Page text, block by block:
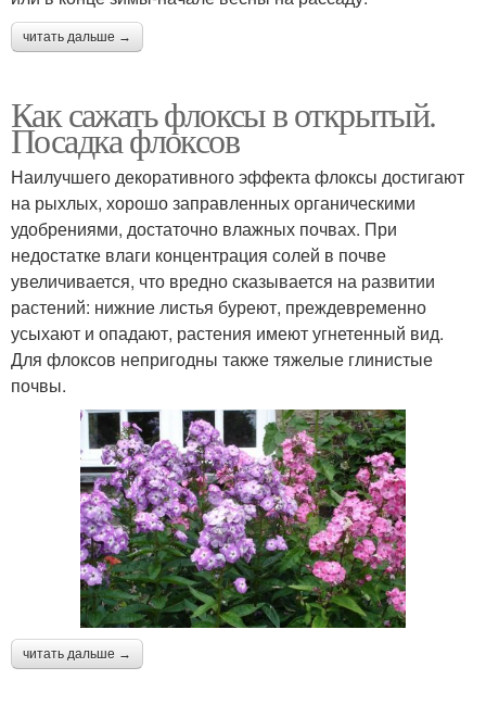
читать дальше →
Как сажать флоксы в открытый.
Посадка флоксов
Наилучшего декоративного эффекта флоксы достигают
на рыхлых, хорошо заправленных органическими
удобрениями, достаточно влажных почвах. При
недостатке влаги концентрация солей в почве
увеличивается, что вредно сказывается на развитии
растений: нижние листья буреют, преждевременно
усыхают и опадают, растения имеют угнетенный вид.
Для флоксов непригодны также тяжелые глинистые
почвы.
читать дальше →